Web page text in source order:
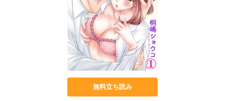
無料立ち読み